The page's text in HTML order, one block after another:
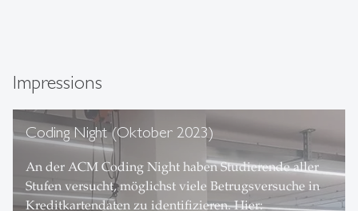
Impressions
Coding Night (Oktober 2023)
An der ACM Coding Night haben Studierende aller
Stufen versucht, möglichst viele Betrugsversuche in
Kreditkartendaten zu identifizieren. Hier: